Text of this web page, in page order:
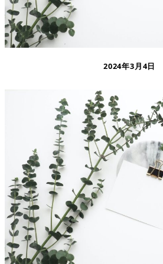
2024年3月4日